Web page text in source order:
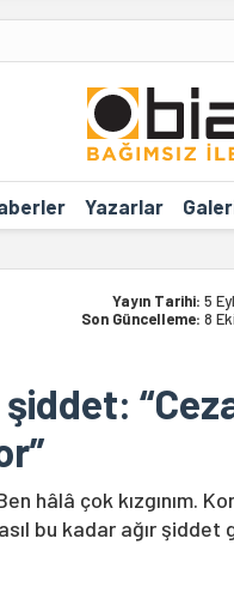
Yazarlar
Yayın Tarihi: 5
Son Güncelleme: 8
hâlâ çok kızgınım.
bu kadar ağır şiddet